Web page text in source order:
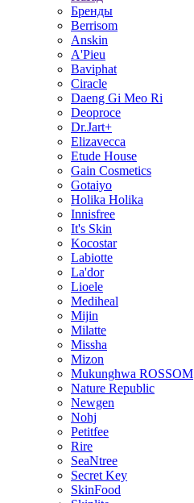
Бренды
Berrisom
Anskin
A'Pieu
Baviphat
Ciracle
Daeng Gi Meo Ri
Deoproce
Dr.Jart+
Elizavecca
Etude House
Gain Cosmetics
Gotaiyo
Holika Holika
Innisfree
It's Skin
Kocostar
Labiotte
La'dor
Lioele
Mediheal
Mijin
Milatte
Missha
Mizon
Mukunghwa ROSSOM
Nature Republic
Newgen
Nohj
Petitfee
Rire
SeaNtree
Secret Key
SkinFood